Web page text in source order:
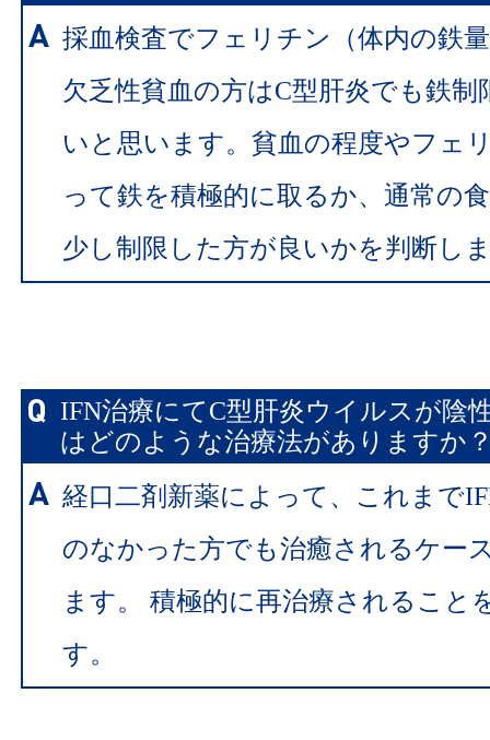
採血検査でフェリチン（体内の鉄
欠乏性貧血の方はC型肝炎でも鉄制
いと思います。貧血の程度やフェ
って鉄を積極的に取るか、通常の
少し制限した方が良いかを判断し
IFN治療にてC型肝炎ウイルスが陰
はどのような治療法がありますか
経口二剤新薬によって、これまで
のなかった方でも治癒されるケー
ます。 積極的に再治療されること
す。